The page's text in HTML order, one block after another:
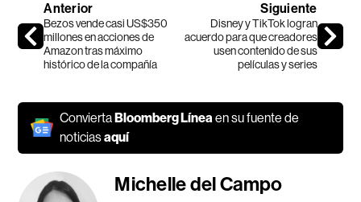
Anterior
Bezos vende casi US$350
millones en acciones de
Amazon tras máximo
histórico de la compañía
Siguiente
Disney y TikTok logran
acuerdo para que creadores
usen contenido de sus
películas y series
ConviertaBloomberg Línea en su fuente de
noticiasaquí
Michelle del Campo